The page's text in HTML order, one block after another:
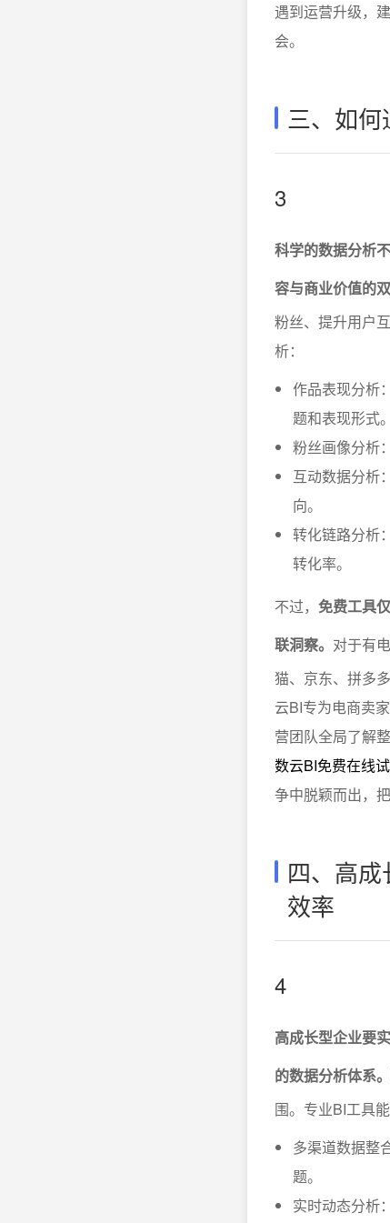
遇到运营升级，
会。
三、如
3
科学的数据分析
容与商业价值的双
粉丝、提升用户
析：
作品表现分析
题和表现形式。
粉丝画像分析
互动数据分析
向。
转化链路分析
转化率。
不过， 免费工具
联洞察。 对于有
猫、京东、拼多
云BI专为电商卖
营团队全局了解
数云BI免费在线
争中脱颖而出，
四、高
效率
4
高成长型企业要
的数据分析体系。
围。专业BI工具
多渠道数据整
题。
实时动态分析